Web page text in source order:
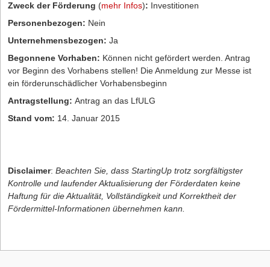
Zweck der Förderung (mehr Infos): Investitionen
Personenbezogen: Nein
Unternehmensbezogen: Ja
Begonnene Vorhaben: Können nicht gefördert werden. Antrag
vor Beginn des Vorhabens stellen! Die Anmeldung zur Messe ist
ein förderunschädlicher Vorhabensbeginn
Antragstellung: Antrag an das LfULG
Stand vom: 14. Januar 2015
Disclaimer: Beachten Sie, dass StartingUp trotz sorgfältigster
Kontrolle und laufender Aktualisierung der Förderdaten keine
Haftung für die Aktualität, Vollständigkeit und Korrektheit der
Fördermittel-Informationen übernehmen kann.